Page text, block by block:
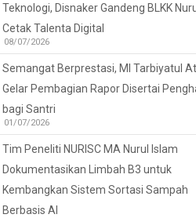
Teknologi, Disnaker Gandeng BLKK
Cetak Talenta Digital
08/07/2026
Semangat Berprestasi, MI Tarbiyatul
Gelar Pembagian Rapor Disertai
bagi Santri
01/07/2026
Tim Peneliti NURISC MA Nurul Islam
Dokumentasikan Limbah B3 untuk
Kembangkan Sistem Sortasi Sampah
Berbasis AI